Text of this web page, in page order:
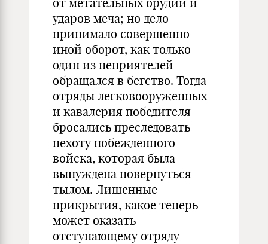
ударов меча; но дело
принимало совершенно
иной оборот, как только
один из неприятелей
обращался в бегство. Тогда
отряды легковооруженных
и кавалерия победителя
бросались преследовать
пехоту побежденного
войска, которая была
вынуждена повернуться
тылом. Лишенные
прикрытия, какое теперь
может оказать
отступающему отряду